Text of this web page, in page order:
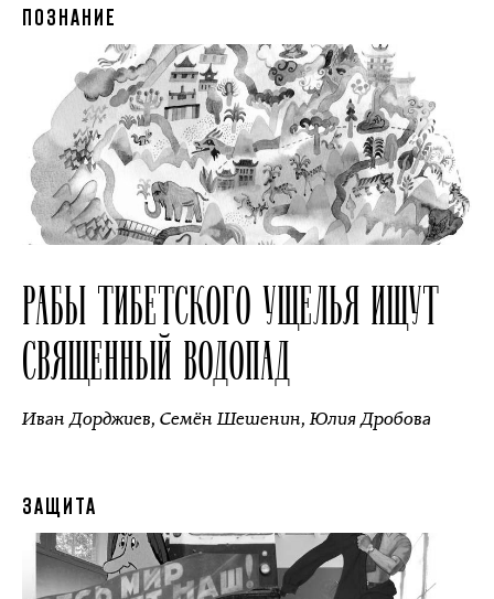
ПОЗНАНИЕ
РАБЫ ТИБЕТСКОГО УЩЕЛЬЯ ИЩУТ
СВЯЩЕННЫЙ ВОДОПАД
Иван Дорджиев, Семён Шешенин,Юлия Дробова
ЗАЩИТА